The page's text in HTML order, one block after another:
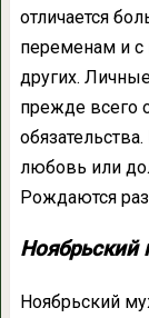
отличается
переменам и с
других.
прежде всего
любовь или
Рождаются
Ноябрьский
Ноябрьский